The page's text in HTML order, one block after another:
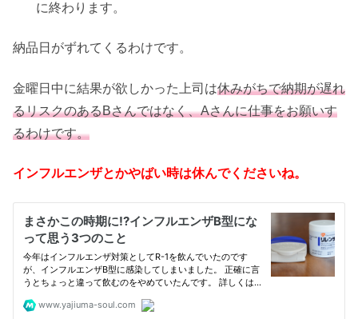
に終わります。
納品日がずれてくるわけです。
金曜日中に結果が欲しかった上司は休みがちで納期が遅れ
るリスクのあるBさんではなく、Aさんに仕事をお願いす
るわけです。
インフルエンザとかやばい時は休んでくださいね。